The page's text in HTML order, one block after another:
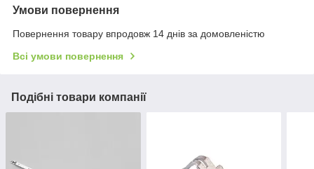
Умови повернення
Повернення товару впродовж 14 днів за домовленістю
Всі умови повернення
Подібні товари компанії